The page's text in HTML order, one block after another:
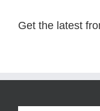
Get the latest